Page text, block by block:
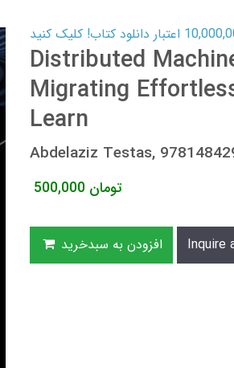
Distributed
Migrating
Learn
Abdelaziz Testas,
500,000 تومان
افزودن به سبدخرید Inquire